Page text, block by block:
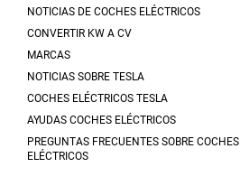
NOTICIAS DE COCHES ELÉCTRICOS
CONVERTIR KW A CV
MARCAS
NOTICIAS SOBRE TESLA
COCHES ELÉCTRICOS TESLA
AYUDAS COCHES ELÉCTRICOS
PREGUNTAS FRECUENTES SOBRE COCHES
ELÉCTRICOS